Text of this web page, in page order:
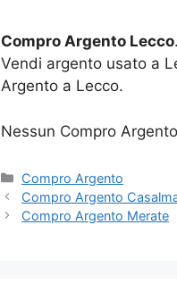
Compro Argento Lecco
Vendi argento usato a
Argento a Lecco.
Nessun Compro
Categorie
Compro Argento
Compro Argento
Compro Argento Merate